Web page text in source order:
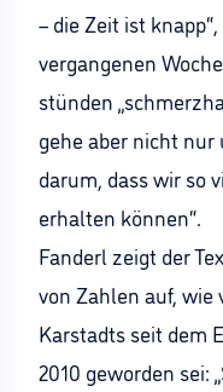
– die Zeit ist
vergangenen
stünden
gehe aber nicht nur
darum, dass wir so
erhalten können“.
Fanderl zeigt der
von Zahlen auf,
Karstadts seit dem
2010 geworden sei: